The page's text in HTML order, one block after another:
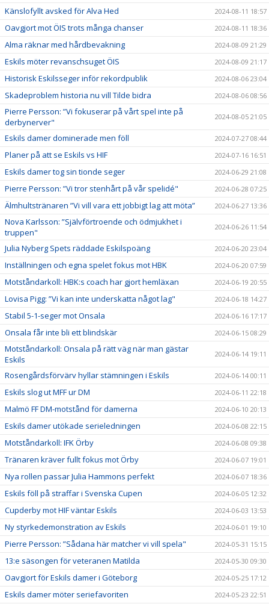
Känslofyllt avsked för Alva Hed 2024-08-11 18:57
Oavgjort mot ÖIS trots många chanser 2024-08-11 18:36
Alma räknar med hårdbevakning 2024-08-09 21:29
Eskils möter revanschsuget ÖIS 2024-08-09 21:17
Historisk Eskilsseger inför rekordpublik 2024-08-06 23:04
Skadeproblem historia nu vill Tilde bidra 2024-08-06 08:56
Pierre Persson: ”Vi fokuserar på vårt spel inte på
derbynerver"
2024-08-05 21:05
Eskils damer dominerade men föll 2024-07-27 08:44
Planer på att se Eskils vs HIF 2024-07-16 16:51
Eskils damer tog sin tionde seger 2024-06-29 21:08
Pierre Persson: ”Vi tror stenhårt på vår spelidé" 2024-06-28 07:25
Älmhultstränaren ”Vi vill vara ett jobbigt lag att möta” 2024-06-27 13:36
Nova Karlsson: ”Självförtroende och ödmjukhet i
truppen"
2024-06-26 11:54
Julia Nyberg Spets räddade Eskilspoäng 2024-06-20 23:04
Inställningen och egna spelet fokus mot HBK 2024-06-20 07:59
Motståndarkoll: HBK:s coach har gjort hemläxan 2024-06-19 20:55
Lovisa Pigg: ”Vi kan inte underskatta något lag" 2024-06-18 14:27
Stabil 5-1-seger mot Onsala 2024-06-16 17:17
Onsala får inte bli ett blindskär 2024-06-15 08:29
Motståndarkoll: Onsala på rätt väg när man gästar
Eskils
2024-06-14 19:11
Rosengårdsförvärv hyllar stämningen i Eskils 2024-06-14 00:11
Eskils slog ut MFF ur DM 2024-06-11 22:18
Malmö FF DM-motstånd för damerna 2024-06-10 20:13
Eskils damer utökade serieledningen 2024-06-08 22:15
Motståndarkoll: IFK Örby 2024-06-08 09:38
Tränaren kräver fullt fokus mot Örby 2024-06-07 19:01
Nya rollen passar Julia Hammons perfekt 2024-06-07 18:36
Eskils föll på straffar i Svenska Cupen 2024-06-05 12:32
Cupderby mot HIF väntar Eskils 2024-06-03 13:53
Ny styrkedemonstration av Eskils 2024-06-01 19:10
Pierre Persson: ”Sådana här matcher vi vill spela" 2024-05-31 15:15
13:e säsongen för veteranen Matilda 2024-05-30 09:30
Oavgjort för Eskils damer i Göteborg 2024-05-25 17:12
Eskils damer möter seriefavoriten 2024-05-23 22:51